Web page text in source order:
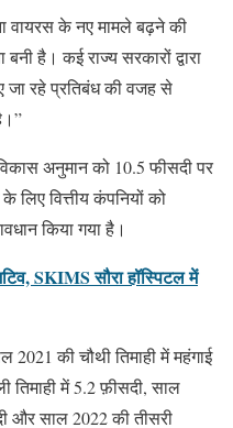
वायरस के नए मामले बढ़ने की
है। कई राज्य सरकारों द्वारा
जा रहे प्रतिबंध की वजह से
अनुमान को 10.5 फीसदी पर
वित्तीय कंपनियों को
किया गया है।
SKIMS सौरा हॉस्पिटल में
की चौथी तिमाही में महंगाई
तिमाही में 5.2 फ़ीसदी, साल
और साल 2022 की तीसरी